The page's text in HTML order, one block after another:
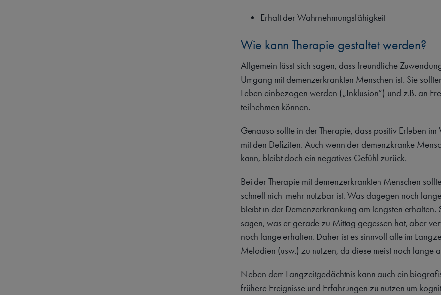
Erhalt der Wahrnehmungsfähigkeit
Wie kann Therapie gestaltet werden?
Allgemein lässt sich sagen, dass freundliche
Umgang mit demenzerkrankten Menschen ist. Sie
Leben einbezogen werden („Inklusion“) und z.B. an
teilnehmen können.
Genauso sollte in der Therapie, dass positiv Erleben
mit den Defiziten. Auch wenn der demenzkranke
kann, bleibt doch ein negatives Gefühl zurück.
Bei der Therapie mit demenzerkrankten Menschen
schnell nicht mehr nutzbar ist. Was dagegen noch
bleibt in der Demenzerkrankung am längsten
sagen, was er gerade zu Mittag gegessen hat, aber
noch lange erhalten. Daher ist es sinnvoll alle im
Melodien (usw.) zu nutzen, da diese meist noch lange
Neben dem Langzeitgedächtnis kann auch ein
frühere Ereignisse und Erfahrungen zu nutzen um